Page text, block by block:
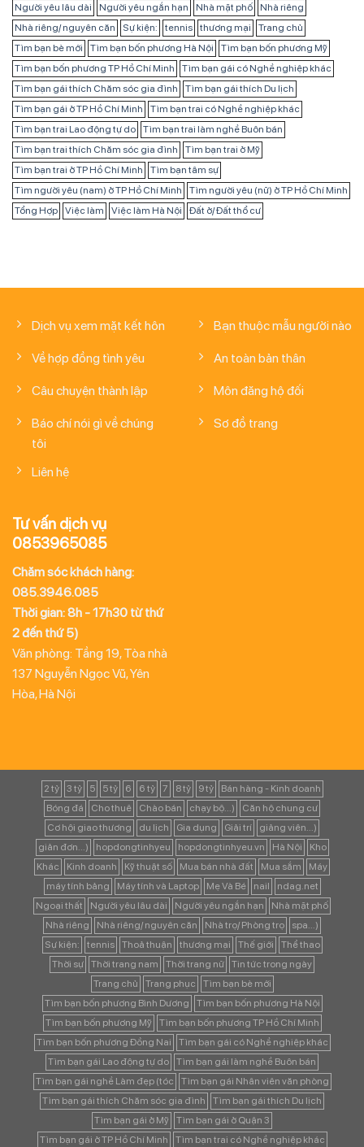
Người yêu lâu dài
Người yêu ngắn hạn Nhà mặt phố
Nhà riêng
Nhà riêng/ nguyên căn
Sự kiện: tennis thương mại
Trang chủ
Tìm bạn bè mới
Tìm bạn bốn phương Hà Nội
Tìm bạn bốn phương Mỹ
Tìm bạn bốn phương TP Hồ Chí Minh
Tìm bạn gái có Nghề nghiệp khác
Tìm bạn gái thích Chăm sóc gia đình
Tìm bạn gái thích Du lịch
Tìm bạn gái ở TP Hồ Chí Minh
Tìm bạn trai có Nghề nghiệp khác
Tìm bạn trai Lao động tự do
Tìm bạn trai làm nghề Buôn bán
Tìm bạn trai thích Chăm sóc gia đình
Tìm bạn trai ở Mỹ
Tìm bạn trai ở TP Hồ Chí Minh
Tìm bạn tâm sự
Tìm người yêu (nam) ở TP Hồ Chí Minh
Tìm người yêu (nữ) ở TP Hồ Chí Minh
Tổng Hợp
Việc làm Việc làm Hà Nội Đất ở/ Đất thổ cư
Dịch vụ xem mặt kết hôn
Về hợp đồng tình yêu
Câu chuyện thành lập
Báo chí nói gì về chúng
tôi
Liên hệ
Bạn thuộc mẫu người nào
An toàn bản thân
Môn đăng hộ đối
Sơ đồ trang
Tư vấn dịch vụ
0853965085
Chăm sóc khách hàng:
085.3946.085
Thời gian: 8h - 17h30 từ thứ
2 đến thứ 5)
Văn phòng: Tầng 19, Tòa nhà
137 Nguyễn Ngọc Vũ, Yên
Hòa, Hà Nội
2 tỷ 3 tỷ 5 5 tỷ 6 6 tỷ 7 8 tỷ 9 tỷ
Bán hàng - Kinh doanh
Bóng đá
Cho thuê Chào bán chạy bộ...)
Căn hộ chung cư
Cơ hội giao thương
du lịch Gia dụng Giải trí
giảng viên...)
giản đơn...)
hopdongtinhyeu hopdongtinhyeu.vn Hà Nội
Kho
Khác
Kinh doanh Kỹ thuật số Mua bán nhà đất Mua sắm
Máy
máy tính bảng
Máy tính và Laptop Mẹ Và Bé nail
ndag.net
Ngoại thất
Người yêu lâu dài Người yêu ngắn hạn
Nhà mặt phố
Nhà riêng
Nhà riêng/ nguyên căn Nhà trọ/ Phòng trọ
spa...)
Sự kiện:
tennis Thoả thuận thương mại Thế giới
Thể thao
Thời sự
Thời trang nam Thời trang nữ
Tin tức trong ngày
Trang chủ
Trang phục
Tìm bạn bè mới
Tìm bạn bốn phương Bình Dương
Tìm bạn bốn phương Hà Nội
Tìm bạn bốn phương Mỹ
Tìm bạn bốn phương TP Hồ Chí Minh
Tìm bạn bốn phương Đồng Nai
Tìm bạn gái có Nghề nghiệp khác
Tìm bạn gái Lao động tự do
Tìm bạn gái làm nghề Buôn bán
Tìm bạn gái nghề Làm đẹp (tóc
Tìm bạn gái Nhân viên văn phòng
Tìm bạn gái thích Chăm sóc gia đình
Tìm bạn gái thích Du lịch
Tìm bạn gái ở Mỹ
Tìm bạn gái ở Quận 3
Tìm bạn gái ở TP Hồ Chí Minh
Tìm bạn trai có Nghề nghiệp khác